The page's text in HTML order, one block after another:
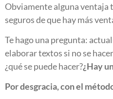
Obviamente alguna ventaja
seguros de que hay más
Te hago una pregunta:
elaborar textos si no se
¿qué se puede hacer?¿Hay
Por desgracia, con el